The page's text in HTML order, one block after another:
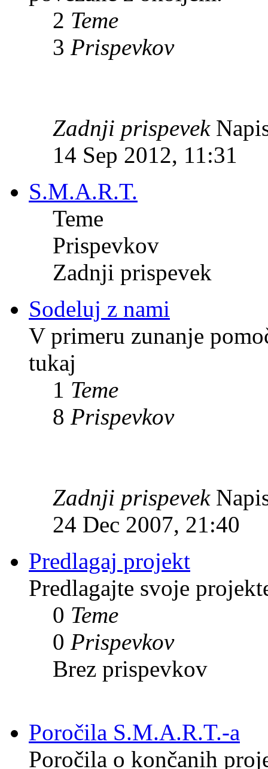
2 Teme
3 Prispevkov
Zadnji prispevek
14 Sep 2012, 11:31
S.M.A.R.T.
Teme
Prispevkov
Zadnji prispevek
Sodeluj z nami
V primeru zunanje
tukaj
1 Teme
8 Prispevkov
Zadnji prispevek
24 Dec 2007, 21:40
Predlagaj projekt
Predlagajte svoje
0 Teme
0 Prispevkov
Brez prispevkov
Poročila S.M.A.R.T.-a
Poročila o končanih